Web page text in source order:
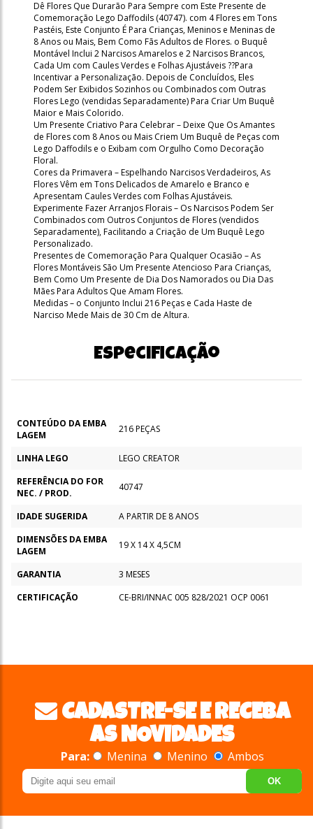
Dê Flores Que Durarão Para Sempre com Este Presente de
Comemoração Lego Daffodils (40747). com 4 Flores em Tons
Pastéis, Este Conjunto É Para Crianças, Meninos e Meninas de
8 Anos ou Mais, Bem Como Fãs Adultos de Flores. o Buquê
Montável Inclui 2 Narcisos Amarelos e 2 Narcisos Brancos,
Cada Um com Caules Verdes e Folhas Ajustáveis ??Para
Incentivar a Personalização. Depois de Concluídos, Eles
Podem Ser Exibidos Sozinhos ou Combinados com Outras
Flores Lego (vendidas Separadamente) Para Criar Um Buquê
Maior e Mais Colorido.
Um Presente Criativo Para Celebrar – Deixe Que Os Amantes
de Flores com 8 Anos ou Mais Criem Um Buquê de Peças com
Lego Daffodils e o Exibam com Orgulho Como Decoração
Floral.
Cores da Primavera – Espelhando Narcisos Verdadeiros, As
Flores Vêm em Tons Delicados de Amarelo e Branco e
Apresentam Caules Verdes com Folhas Ajustáveis.
Experimente Fazer Arranjos Florais – Os Narcisos Podem Ser
Combinados com Outros Conjuntos de Flores (vendidos
Separadamente), Facilitando a Criação de Um Buquê Lego
Personalizado.
Presentes de Comemoração Para Qualquer Ocasião – As
Flores Montáveis São Um Presente Atencioso Para Crianças,
Bem Como Um Presente de Dia Dos Namorados ou Dia Das
Mães Para Adultos Que Amam Flores.
Medidas – o Conjunto Inclui 216 Peças e Cada Haste de
Narciso Mede Mais de 30 Cm de Altura.
Especificação
CONTEÚDO DA EMBA
LAGEM
216 PEÇAS
LINHA LEGO
LEGO CREATOR
REFERÊNCIA DO FOR
NEC. / PROD.
40747
IDADE SUGERIDA
A PARTIR DE 8 ANOS
DIMENSÕES DA EMBA
LAGEM
19 X 14 X 4,5CM
GARANTIA
3 MESES
CERTIFICAÇÃO
CE-BRI/INNAC 005 828/2021 OCP 0061
CADASTRE-SE E RECEBA
AS NOVIDADES
Para: Menina Menino Ambos
OK